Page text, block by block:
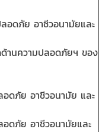
อาชีวอนามัยและ
มปลอดภัยฯ ของ
ดภัย อาชีวอนามัย และ
าชีวอนามัยและ